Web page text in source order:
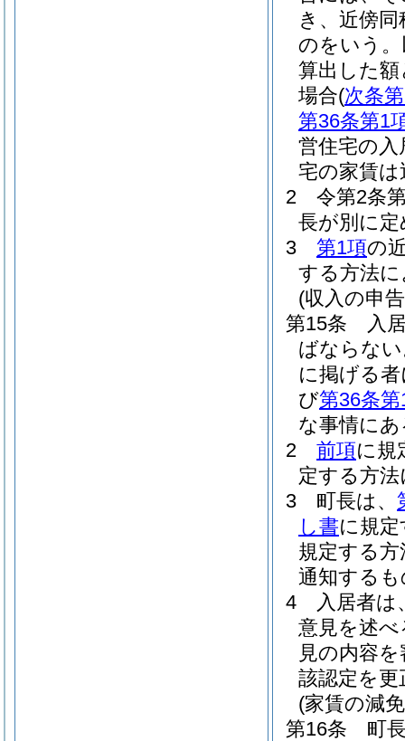
き、近傍
のをいう
算出した
場合(次条
第36条第1
営住宅の
宅の家賃
2
令第2条
長が別に
3
第1項の
する方法
(収入の申
第15条
入
ばならな
に掲げる
び第36条第
な事情に
2
前項に規
定する方
3
町長は、
し書に規
規定する
通知する
4
入居者は
意見を述
見の内容
該認定を
(家賃の減
第16条
町